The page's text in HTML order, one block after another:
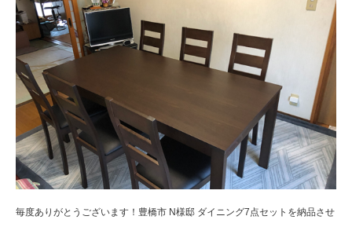
毎度ありがとうございます！豊橋市 N様邸 ダイニング7点セットを納品させ